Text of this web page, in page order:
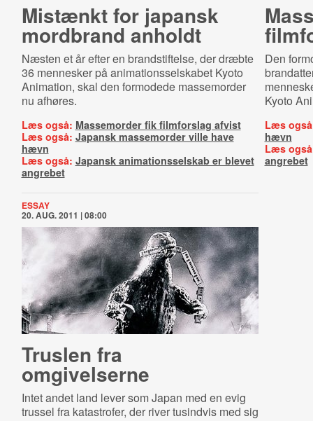
Mistænkt for japansk
mordbrand anholdt
Næsten et år efter en brandstiftelse, der dræbte
36 mennesker på animationsselskabet Kyoto
Animation, skal den formodede massemorder
nu afhøres.
Læs også: Massemorder fik filmforslag afvist
Læs også: Japansk massemorder ville have
hævn
Læs også: Japansk animationsselskab er blevet
angrebet
Den
Kyoto
Læs
hævn
Læs
angrebet
ESSAY
20. AUG. 2011 | 08:00
Truslen fra
omgivelserne
Intet andet land lever som Japan med en evig
trussel fra katastrofer, der river tusindvis med sig